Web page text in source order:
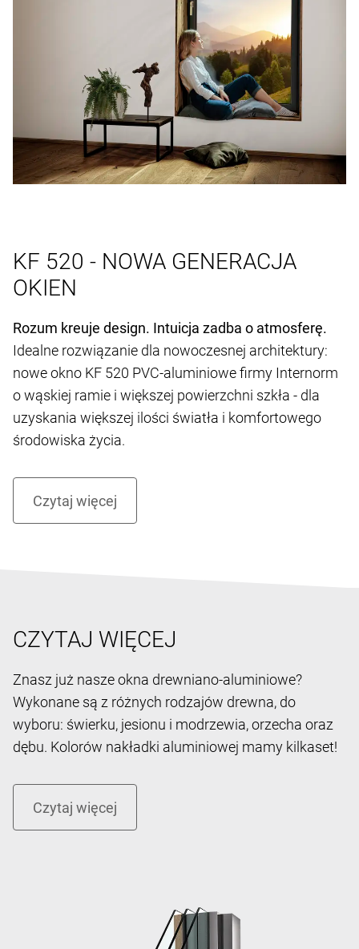
KF 520 - NOWA GENERACJA
OKIEN
Rozum kreuje design. Intuicja zadba o atmosferę.
Idealne rozwiązanie dla nowoczesnej architektury:
nowe okno KF 520 PVC-aluminiowe firmy Internorm
o wąskiej ramie i większej powierzchni szkła - dla
uzyskania większej ilości światła i komfortowego
środowiska życia.
CZYTAJ WIĘCEJ
Znasz już nasze okna drewniano-aluminiowe?
Wykonane są z różnych rodzajów drewna, do
wyboru: świerku, jesionu i modrzewia, orzecha oraz
dębu. Kolorów nakładki aluminiowej mamy kilkaset!